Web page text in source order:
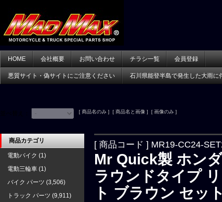
HOME 会社概要 お問い合わせ チラシ一覧 会員登録
悪質サイト・偽サイトにご注意ください 石川県能登半島で発生した大雨に
[ 商品名のみ ] [ 商品名と画像 ] [ 画像のみ ]
[ 商品コード ] MR19-CC24-
Mr Quick製 ホン
ラウンドタイプ
ト ブラウン セッ
商品カテゴリ
電動バイク (1)
電動三輪車 (1)
バイク パーツ (3,506)
トラック パーツ (9,911)